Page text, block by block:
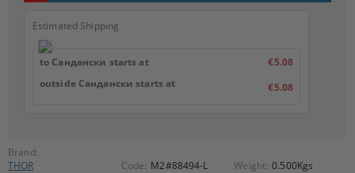
Brand:
THOR
Code: M2#88494-L Weight: 0.500Kgs
Estimated Shipping
to Сандански starts at
€5.08
outside Сандански starts at
€5.08